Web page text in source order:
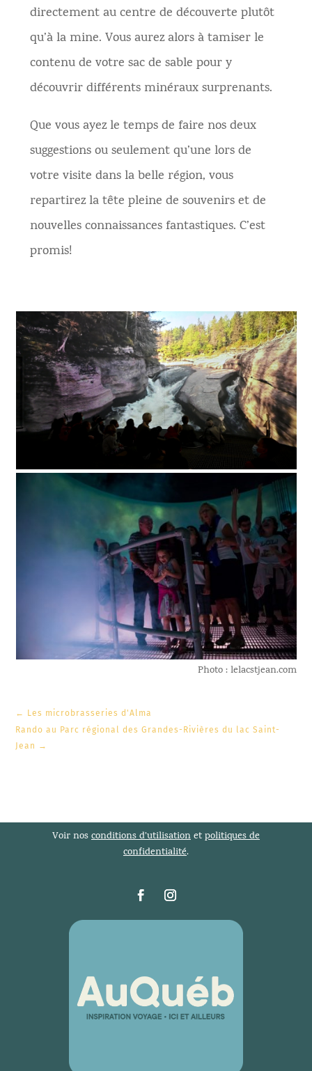
directement au centre de découverte plutôt
qu’à la mine. Vous aurez alors à tamiser le
contenu de votre sac de sable pour y
découvrir différents minéraux surprenants.
Que vous ayez le temps de faire nos deux
suggestions ou seulement qu’une lors de
votre visite dans la belle région, vous
repartirez la tête pleine de souvenirs et de
nouvelles connaissances fantastiques. C’est
promis!
Photo : lelacstjean.com
←
Les microbrasseries d'Alma
Rando au Parc régional des Grandes-Rivières du lac Saint-
Jean →
Voir nosconditions d’utilisationetpolitiques de
confidentialité.